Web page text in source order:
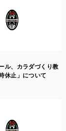
ル、カラダづくり教
休止」について